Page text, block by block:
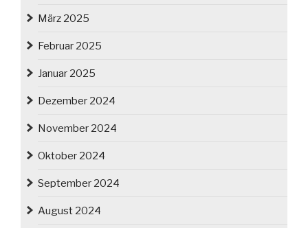
März 2025
Februar 2025
Januar 2025
Dezember 2024
November 2024
Oktober 2024
September 2024
August 2024